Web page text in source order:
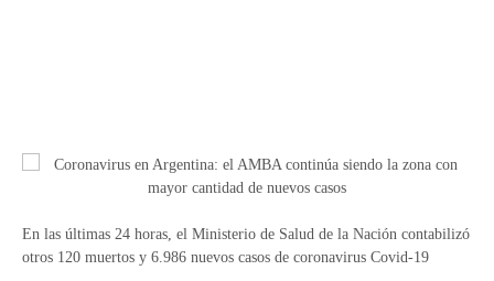
En las últimas 24 horas, el Ministerio de Salud de la Nación contabilizó
otros 120 muertos y 6.986 nuevos casos de coronavirus Covid-19